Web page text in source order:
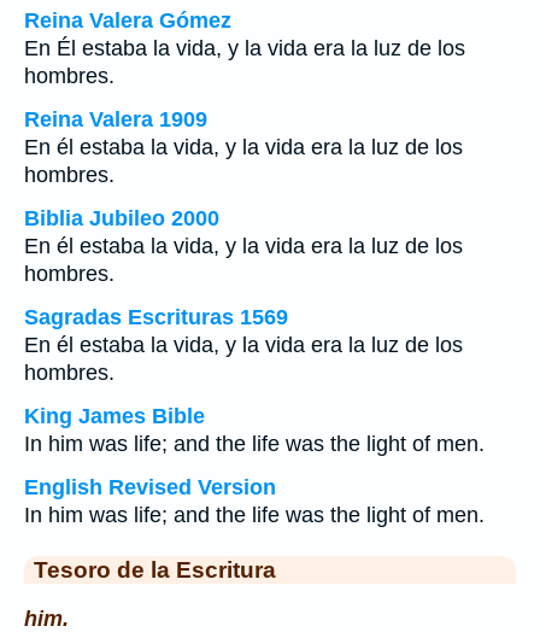
Reina Valera Gómez
En Él estaba la vida, y la vida era la luz de los
hombres.
Reina Valera 1909
En él estaba la vida, y la vida era la luz de los
hombres.
Biblia Jubileo 2000
En él estaba la vida, y la vida era la luz de los
hombres.
Sagradas Escrituras 1569
En él estaba la vida, y la vida era la luz de los
hombres.
King James Bible
In him was life; and the life was the light of men.
English Revised Version
In him was life; and the life was the light of men.
Tesoro de la Escritura
him.